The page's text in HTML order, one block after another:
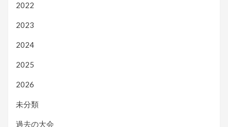
2022
2023
2024
2025
2026
未分類
過去の大会